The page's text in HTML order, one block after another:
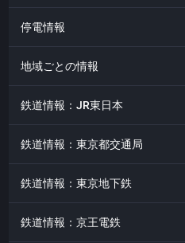
停電情報
地域ごとの情報
鉄道情報：JR東日本
鉄道情報：東京都交通局
鉄道情報：東京地下鉄
鉄道情報：京王電鉄